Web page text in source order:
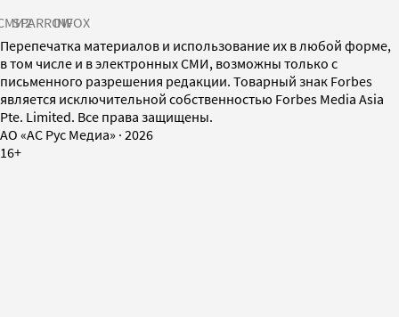
SPARROWINFOX
Перепечатка материалов и использование их в любой форме,
в том числе и в электронных СМИ, возможны только с
письменного разрешения редакции. Товарный знак Forbes
является исключительной собственностью Forbes Media Asia
Pte. Limited. Все права защищены.
AO «АС Рус Медиа» · 2026
16+